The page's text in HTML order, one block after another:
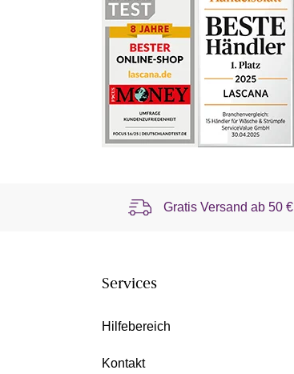
Gratis Versand ab50 €
Services
Hilfebereich
Kontakt